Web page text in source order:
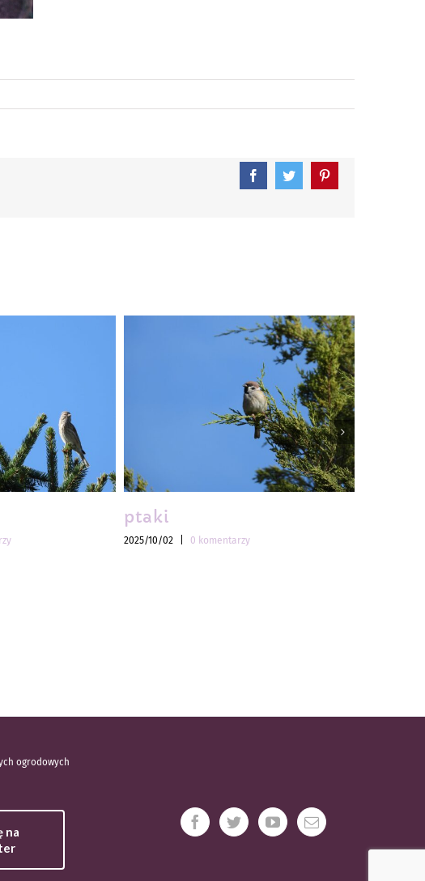
FacebookTwitterPinterest
ptaki
2025/10/02 0 komentarzy
ogrodowych
na